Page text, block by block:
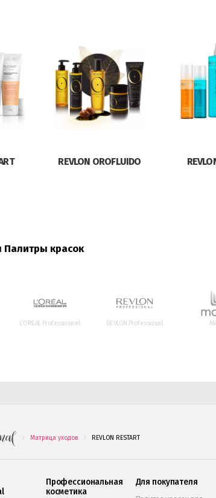
REVLON OROFLUIDO
Палитры красок
L'OREAL Professionnel REVLON Professional
Матрица уходов REVLON RESTART
Профессиональная
косметика
Для покупателя